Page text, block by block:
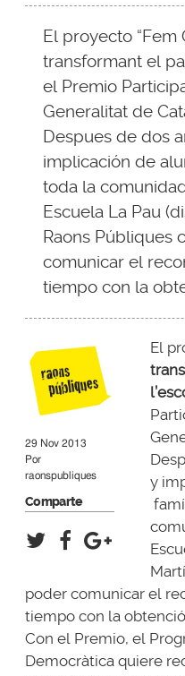
El proyecto “Fem
transformant el
el Premio
Generalitat de
Despues de dos
implicación de
toda la
Escuela La Pau
Raons Públiques
comunicar el
tiempo con la
29 Nov 2013
Por
raonspubliques
Comparte
El
y
poder comunicar el
tiempo con la
Con el Premio, el
Democràtica quiere